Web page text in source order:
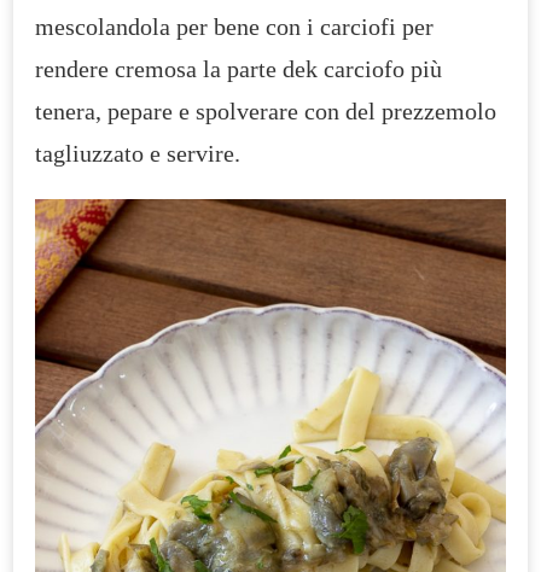
mescolandola per bene con i carciofi per
rendere cremosa la parte dek carciofo più
tenera, pepare e spolverare con del prezzemolo
tagliuzzato e servire.